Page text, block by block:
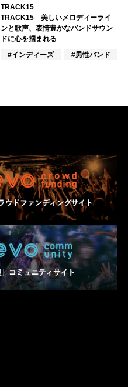
#VOCALOID
TRACK15
TRACK15 美しいメロディーライ
ンと歌声、表情豊かなバンドサウン
ドに心を掴まれる
#インディーズ
#男性バンド